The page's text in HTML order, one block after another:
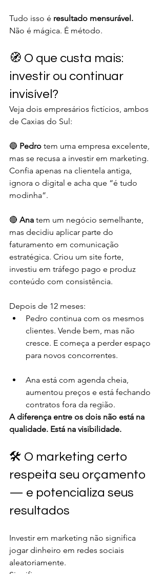
Tudo isso é resultado mensurável.
Não é mágica. É método.
🧭 O que custa mais:
investir ou continuar
invisível?
Veja dois empresários fictícios, ambos
de Caxias do Sul:
🔵 Pedro tem uma empresa excelente,
mas se recusa a investir em marketing.
Confia apenas na clientela antiga,
ignora o digital e acha que “é tudo
modinha”.
🔴 Ana tem um negócio semelhante,
mas decidiu aplicar parte do
faturamento em comunicação
estratégica. Criou um site forte,
investiu em tráfego pago e produz
conteúdo com consistência.
Depois de 12 meses:
Pedro continua com os mesmos
clientes. Vende bem, mas não
cresce. E começa a perder espaço
para novos concorrentes.
Ana está com agenda cheia,
aumentou preços e está fechando
contratos fora da região.
A diferença entre os dois não está na
qualidade. Está na visibilidade.
🛠️ O marketing certo
respeita seu orçamento
— e potencializa seus
resultados
Investir em marketing não significa
jogar dinheiro em redes sociais
aleatoriamente.